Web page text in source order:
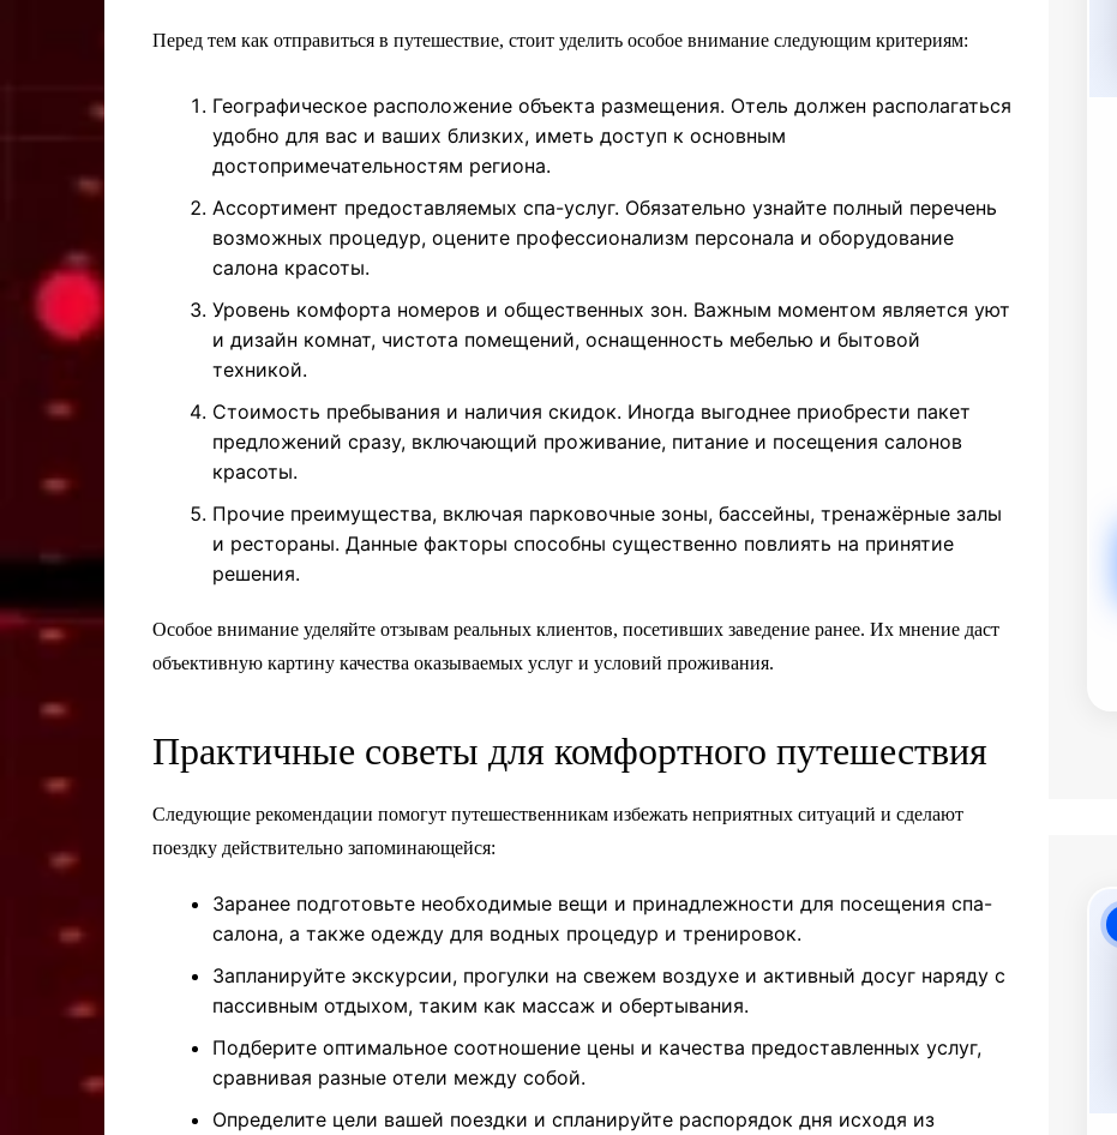
Перед тем как отправиться в путешествие, стоит уделить особое внимание следующим критериям:
Географическое расположение объекта размещения. Отель должен располагаться
удобно для вас и ваших близких, иметь доступ к основным
достопримечательностям региона.
Ассортимент предоставляемых спа-услуг. Обязательно узнайте полный перечень
возможных процедур, оцените профессионализм персонала и оборудование
салона красоты.
Уровень комфорта номеров и общественных зон. Важным моментом является уют
и дизайн комнат, чистота помещений, оснащенность мебелью и бытовой
техникой.
Стоимость пребывания и наличия скидок. Иногда выгоднее приобрести пакет
предложений сразу, включающий проживание, питание и посещения салонов
красоты.
Прочие преимущества, включая парковочные зоны, бассейны, тренажёрные залы
и рестораны. Данные факторы способны существенно повлиять на принятие
решения.
Особое внимание уделяйте отзывам реальных клиентов, посетивших заведение ранее. Их мнение даст
объективную картину качества оказываемых услуг и условий проживания.
Практичные советы для комфортного путешествия
Следующие рекомендации помогут путешественникам избежать неприятных ситуаций и сделают
поездку действительно запоминающейся:
Заранее подготовьте необходимые вещи и принадлежности для посещения спа-
салона, а также одежду для водных процедур и тренировок.
Запланируйте экскурсии, прогулки на свежем воздухе и активный досуг наряду с
пассивным отдыхом, таким как массаж и обертывания.
Подберите оптимальное соотношение цены и качества предоставленных услуг,
сравнивая разные отели между собой.
Определите цели вашей поездки и спланируйте распорядок дня исходя из